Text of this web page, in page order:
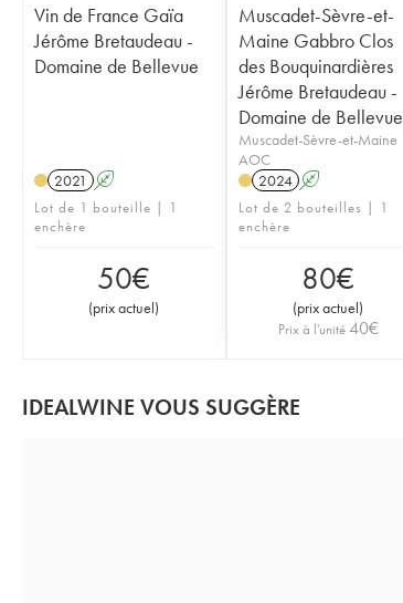
Vin de France Gaïa
Jérôme Bretaudeau -
Domaine de Bellevue
2021 A
Lot de 1 bouteille | 1
enchère
50€
(prix actuel)
Muscadet-Sèvre-et-
Maine Gabbro Clos
des Bouquinardières
Jérôme Bretaudeau -
Domaine de Bellevue
Muscadet-Sèvre-et-Maine
AOC
2024 A
Lot de 2 bouteilles | 1
enchère
80€
(prix actuel)
Prix à l'unité40€
IDEALWINE VOUS SUGGÈRE